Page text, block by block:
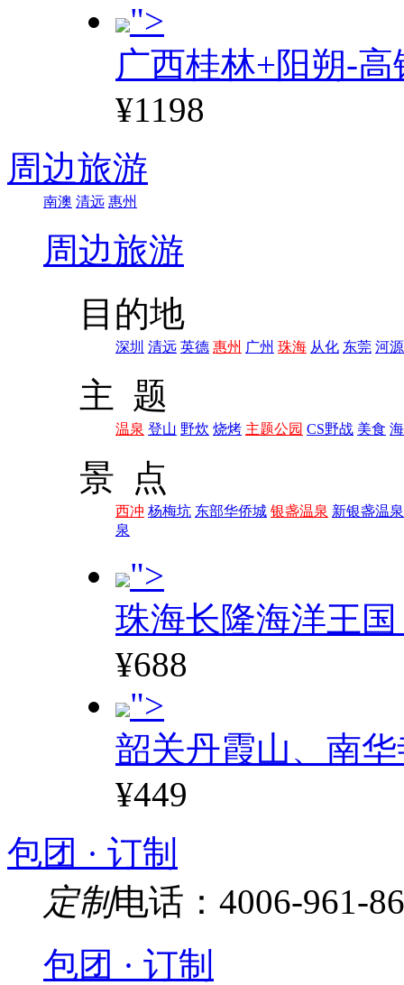
">
广西桂林+阳朔-高
¥1198
周边旅游
南澳 清远 惠州
周边旅游
目的地
深圳 清远 英德 惠州 广州 珠海 从化 东莞 河源
主 题
温泉 登山 野炊 烧烤 主题公园 CS野战 美食
景 点
西冲 杨梅坑 东部华侨城 银盏温泉 新银盏温泉
泉
">
珠海长隆海洋王
¥688
">
韶关丹霞山、南
¥449
包团 · 订制
定制电话：4006-961-
包团 · 订制